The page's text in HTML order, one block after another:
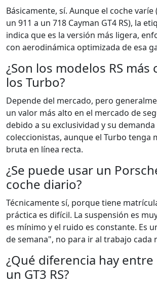
Básicamente, sí. Aunque el coche
un 911 a un 718 Cayman GT4 RS), la
indica que es la versión más ligera,
con aerodinámica optimizada de esa
¿Son los modelos RS más
los Turbo?
Depende del mercado, pero
un valor más alto en el mercado de
debido a su exclusividad y su
coleccionistas, aunque el Turbo tenga
bruta en línea recta.
¿Se puede usar un
coche diario?
Técnicamente sí, porque tiene
práctica es difícil. La suspensión es
es mínimo y el ruido es constante. Es
de semana", no para ir al trabajo cada
¿Qué diferencia hay entre
un GT3 RS?